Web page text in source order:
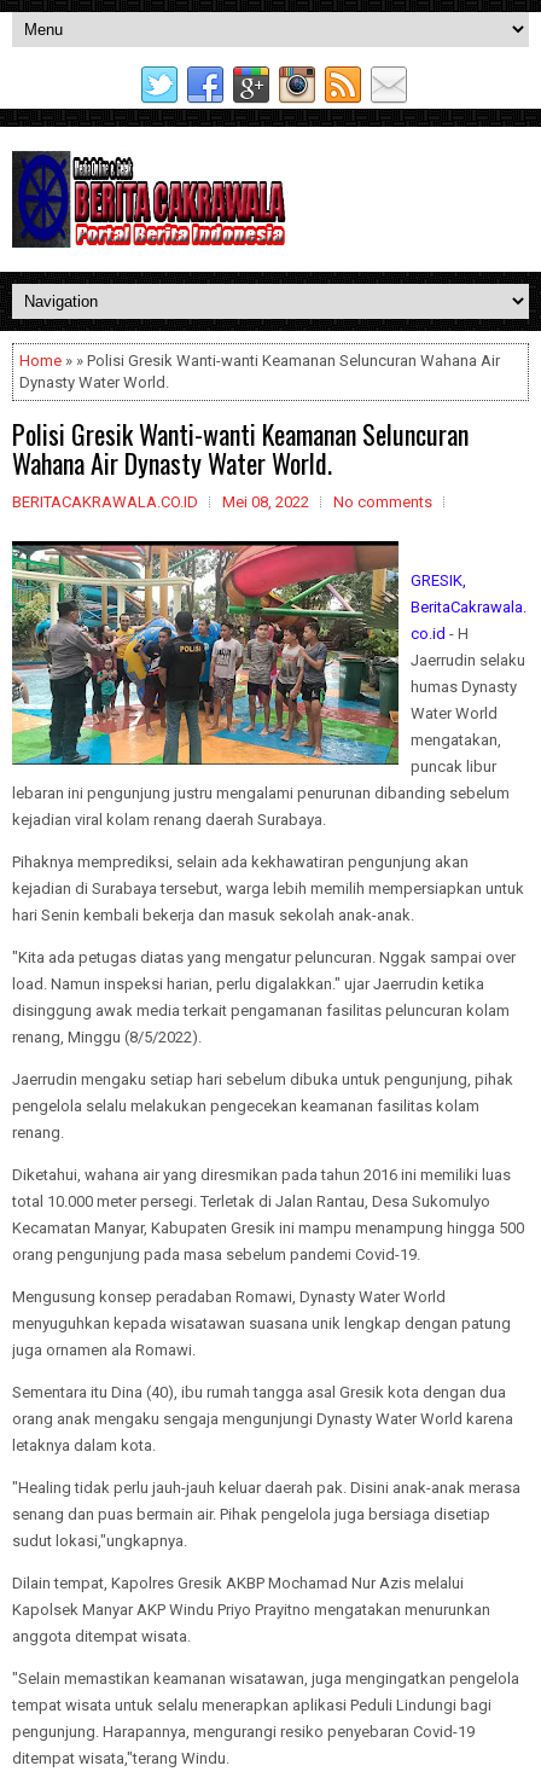
Home » » Polisi Gresik Wanti-wanti Keamanan Seluncuran Wahana Air
Dynasty Water World.
Polisi Gresik Wanti-wanti Keamanan Seluncuran
Wahana Air Dynasty Water World.
BERITACAKRAWALA.CO.ID Mei 08, 2022 No comments
GRESIK,
BeritaCakrawala.
co.id - H
Jaerrudin selaku
humas Dynasty
Water World
mengatakan,
puncak libur
lebaran ini pengunjung justru mengalami penurunan dibanding sebelum
kejadian viral kolam renang daerah Surabaya.
Pihaknya memprediksi, selain ada kekhawatiran pengunjung akan
kejadian di Surabaya tersebut, warga lebih memilih mempersiapkan untuk
hari Senin kembali bekerja dan masuk sekolah anak-anak.
"Kita ada petugas diatas yang mengatur peluncuran. Nggak sampai over
load. Namun inspeksi harian, perlu digalakkan." ujar Jaerrudin ketika
disinggung awak media terkait pengamanan fasilitas peluncuran kolam
renang, Minggu (8/5/2022).
Jaerrudin mengaku setiap hari sebelum dibuka untuk pengunjung, pihak
pengelola selalu melakukan pengecekan keamanan fasilitas kolam
renang.
Diketahui, wahana air yang diresmikan pada tahun 2016 ini memiliki luas
total 10.000 meter persegi. Terletak di Jalan Rantau, Desa Sukomulyo
Kecamatan Manyar, Kabupaten Gresik ini mampu menampung hingga 500
orang pengunjung pada masa sebelum pandemi Covid-19.
Mengusung konsep peradaban Romawi, Dynasty Water World
menyuguhkan kepada wisatawan suasana unik lengkap dengan patung
juga ornamen ala Romawi.
Sementara itu Dina (40), ibu rumah tangga asal Gresik kota dengan dua
orang anak mengaku sengaja mengunjungi Dynasty Water World karena
letaknya dalam kota.
"Healing tidak perlu jauh-jauh keluar daerah pak. Disini anak-anak merasa
senang dan puas bermain air. Pihak pengelola juga bersiaga disetiap
sudut lokasi,"ungkapnya.
Dilain tempat, Kapolres Gresik AKBP Mochamad Nur Azis melalui
Kapolsek Manyar AKP Windu Priyo Prayitno mengatakan menurunkan
anggota ditempat wisata.
"Selain memastikan keamanan wisatawan, juga mengingatkan pengelola
tempat wisata untuk selalu menerapkan aplikasi Peduli Lindungi bagi
pengunjung. Harapannya, mengurangi resiko penyebaran Covid-19
ditempat wisata,"terang Windu.